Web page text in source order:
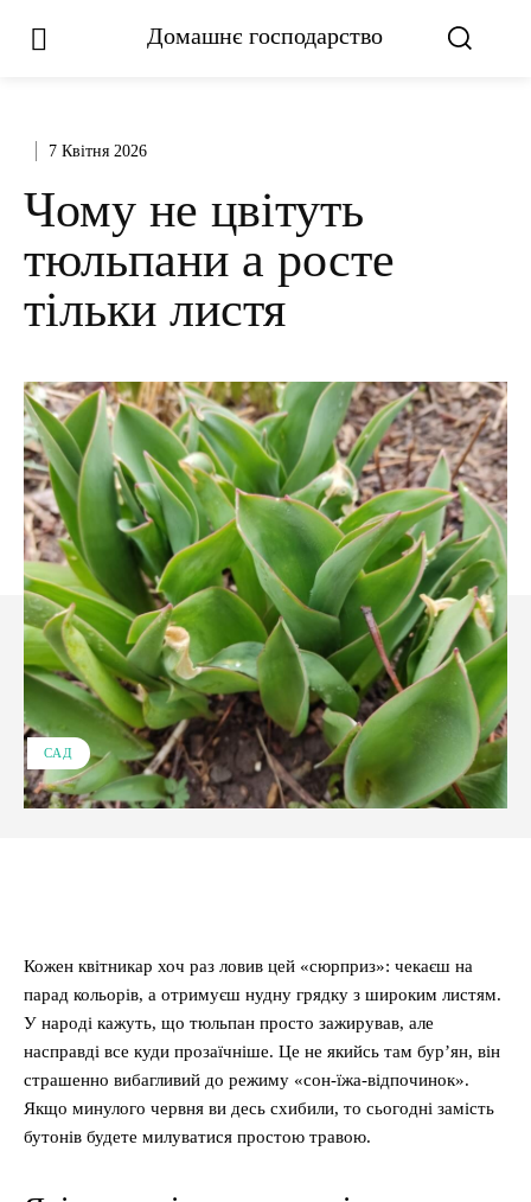
Домашнє господарство
7 Квітня 2026
Чому не цвітуть
тюльпани а росте
тільки листя
САД
Кожен квітникар хоч раз ловив цей «сюрприз»: чекаєш на
парад кольорів, а отримуєш нудну грядку з широким листям.
У народі кажуть, що тюльпан просто зажирував, але
насправді все куди прозаїчніше. Це не якийсь там бур’ян, він
страшенно вибагливий до режиму «сон-їжа-відпочинок».
Якщо минулого червня ви десь схибили, то сьогодні замість
бутонів будете милуватися простою травою.